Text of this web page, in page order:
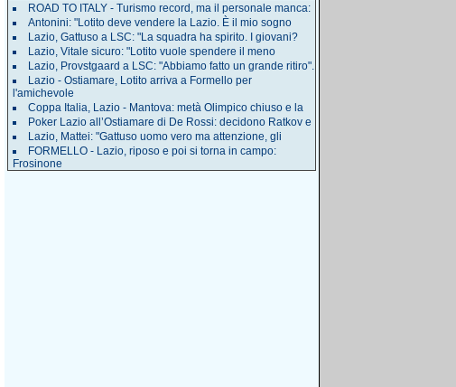
ROAD TO ITALY - Turismo record, ma il personale manca:
Antonini: "Lotito deve vendere la Lazio. È il mio sogno
Lazio, Gattuso a LSC: "La squadra ha spirito. I giovani?
Lazio, Vitale sicuro: "Lotito vuole spendere il meno
Lazio, Provstgaard a LSC: "Abbiamo fatto un grande ritiro".
Lazio - Ostiamare, Lotito arriva a Formello per
l'amichevole
Coppa Italia, Lazio - Mantova: metà Olimpico chiuso e la
Poker Lazio all’Ostiamare di De Rossi: decidono Ratkov e
Lazio, Mattei: "Gattuso uomo vero ma attenzione, gli
FORMELLO - Lazio, riposo e poi si torna in campo:
Frosinone